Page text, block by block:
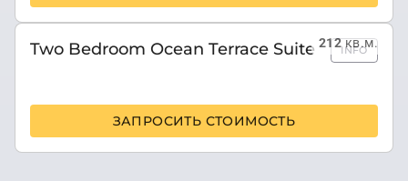
212кв.м.
Two Bedroom Ocean Terrace Suite INFO
ЗАПРОСИТЬ СТОИМОСТЬ